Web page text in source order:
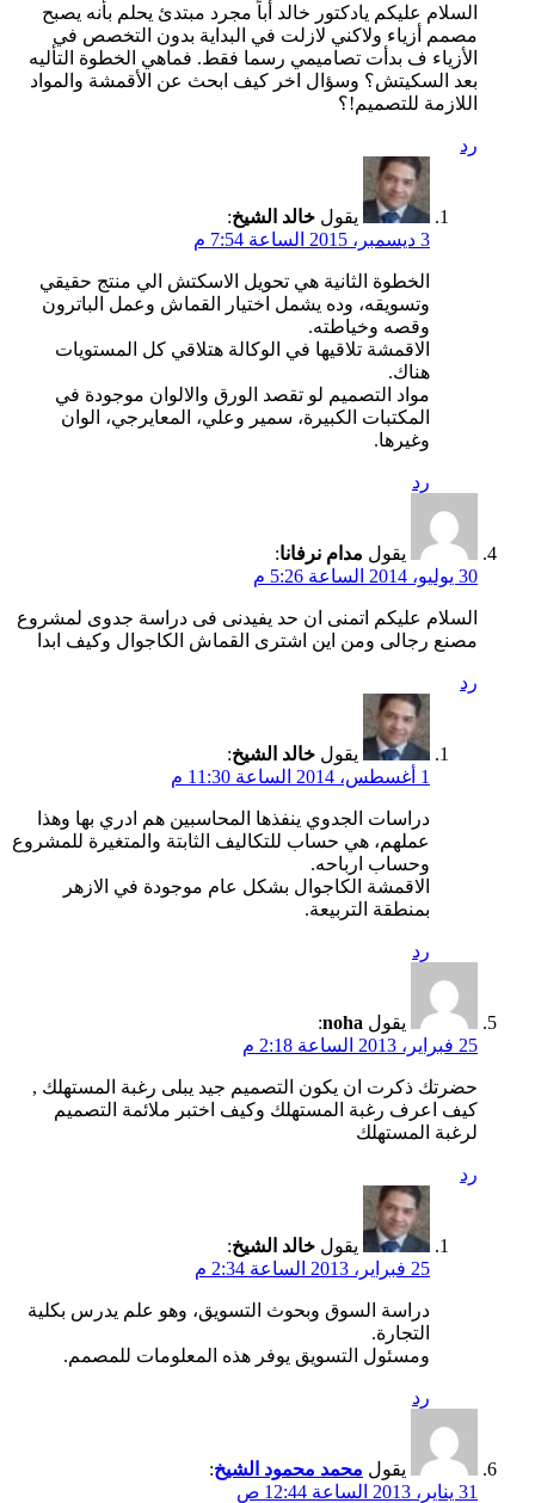
السلام عليكم يادكتور خالد أباً مجرد مبتدئ يحلم بأنه يصبح
مصمم أزياء ولاكني لازلت في البداية بدون التخصص في
الأزياء ف بدأت تصاميمي رسما فقط. فماهي الخطوة التأليه
بعد السكيتش؟ وسؤال اخر كيف ابحث عن الأقمشة والمواد
اللازمة للتصميم!؟
رد
يقول خالد الشيخ:
3 ديسمبر، 2015 الساعة 7:54 م
الخطوة الثانية هي تحويل الاسكتش الي منتج حقيقي
وتسويقه، وده يشمل اختيار القماش وعمل الباترون
وقصه وخياطته.
الاقمشة تلاقيها في الوكالة هتلاقي كل المستويات
هناك.
مواد التصميم لو تقصد الورق والالوان موجودة في
المكتبات الكبيرة، سمير وعلي، المعايرجي، الوان
وغيرها.
رد
يقول مدام نرفانا:
30 يوليو، 2014 الساعة 5:26 م
السلام عليكم اتمنى ان حد يفيدنى فى دراسة جدوى لمشروع
مصنع رجالى ومن اين اشترى القماش الكاجوال وكيف ابدا
رد
يقول خالد الشيخ:
1 أغسطس، 2014 الساعة 11:30 م
دراسات الجدوي ينفذها المحاسبين هم ادري بها وهذا
عملهم، هي حساب للتكاليف الثابتة والمتغيرة للمشروع
وحساب ارباحه.
الاقمشة الكاجوال بشكل عام موجودة في الازهر
بمنطقة التربيعة.
رد
يقول noha
:
25 فبراير، 2013 الساعة 2:18 م
حضرتك ذكرت ان يكون التصميم جيد يبلى رغبة المستهلك ,
كيف اعرف رغبة المستهلك وكيف اختبر ملائمة التصميم
لرغبة المستهلك
رد
يقول خالد الشيخ:
25 فبراير، 2013 الساعة 2:34 م
دراسة السوق وبحوث التسويق، وهو علم يدرس بكلية
التجارة.
ومسئول التسويق يوفر هذه المعلومات للمصمم.
رد
يقول محمد محمود الشيخ:
31 يناير، 2013 الساعة 12:44 ص